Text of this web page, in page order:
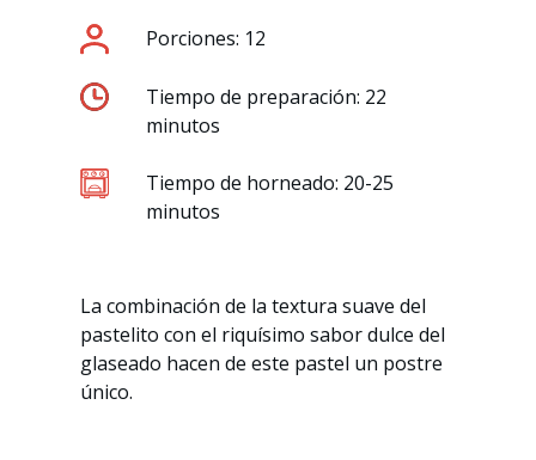
Porciones: 12
Tiempo de preparación: 22
minutos
Tiempo de horneado: 20-25
minutos
La combinación de la textura suave del
pastelito con el riquísimo sabor dulce del
glaseado hacen de este pastel un postre
único.